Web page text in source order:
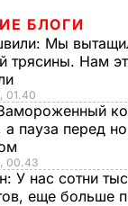
БЛОГИ
Мы
трясины. Нам
01.40
а пауза перед
00.43
У нас сотни
еще больше